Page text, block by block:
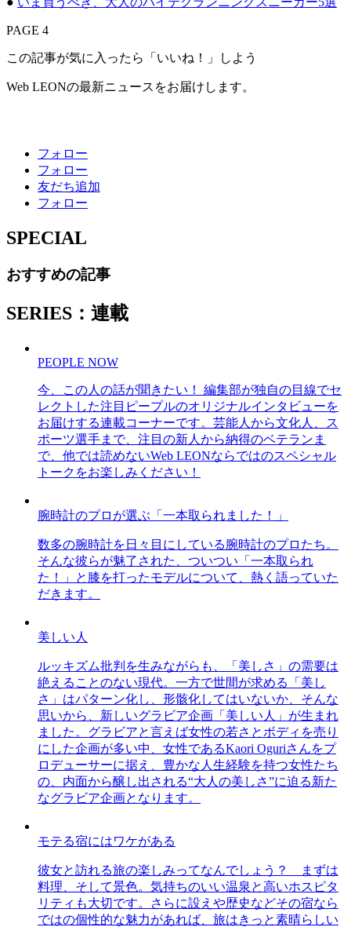
PAGE 4
この記事が気に入ったら「いいね！」しよう
Web LEONの最新ニュースをお届けします。
フォロー
フォロー
友だち追加
フォロー
SPECIAL
おすすめの記事
SERIES：連載
PEOPLE NOW
今、この人の話が聞きたい！ 編集部が独自の目線でセ
レクトした注目ピープルのオリジナルインタビューを
お届けする連載コーナーです。芸能人から文化人、ス
ポーツ選手まで、注目の新人から納得のベテランま
で、他では読めないWeb LEONならではのスペシャル
トークをお楽しみください！
腕時計のプロが選ぶ「一本取られました！」
数多の腕時計を日々目にしている腕時計のプロたち。
そんな彼らが魅了された、ついつい「一本取られ
た！」と膝を打ったモデルについて、熱く語っていた
だきます。
美しい人
ルッキズム批判を生みながらも、「美しさ」の需要は
絶えることのない現代。一方で世間が求める「美し
さ」はパターン化し、形骸化してはいないか、そんな
思いから、新しいグラビア企画「美しい人」が生まれ
ました。グラビアと言えば女性の若さとボディを売り
にした企画が多い中、女性であるKaori Oguriさんをプ
ロデューサーに据え、豊かな人生経験を持つ女性たち
の、内面から醸し出される“大人の美しさ”に迫る新た
なグラビア企画となります。
モテる宿にはワケがある
彼女と訪れる旅の楽しみってなんでしょう？ まずは
料理、そして景色。気持ちのいい温泉と高いホスピタ
リティも大切です。さらに設えや歴史などその宿なら
ではの個性的な魅力があれば、旅はきっと素晴らしい